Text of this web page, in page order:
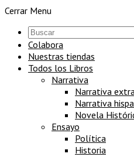
Cerrar Menu
Colabora
Nuestras tiendas
Todos los Libros
Narrativa
Narrativa
Narrativa
Novela
Ensayo
Política
Historia